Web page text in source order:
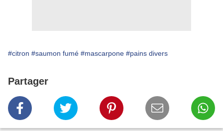
#citron #saumon fumé #mascarpone #pains divers
Partager